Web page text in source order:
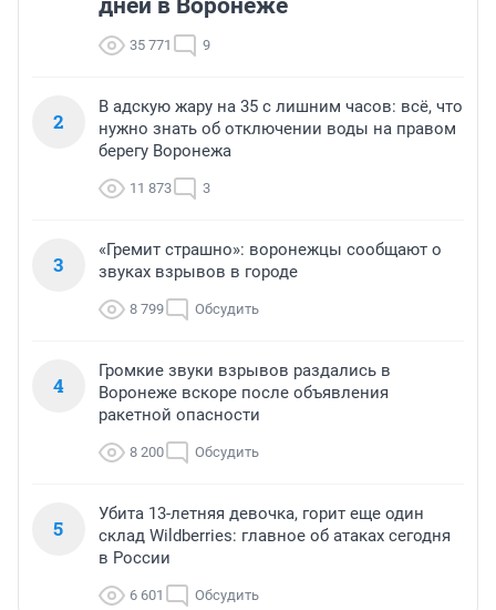
дней в Воронеже
35 771 9
2
В адскую жару на 35 с лишним часов: всё, что
нужно знать об отключении воды на правом
берегу Воронежа
11 873 3
3
«Гремит страшно»: воронежцы сообщают о
звуках взрывов в городе
8 799 Обсудить
4
Громкие звуки взрывов раздались в
Воронеже вскоре после объявления
ракетной опасности
8 200 Обсудить
5
Убита 13-летняя девочка, горит еще один
склад Wildberries: главное об атаках сегодня
в России
6 601 Обсудить